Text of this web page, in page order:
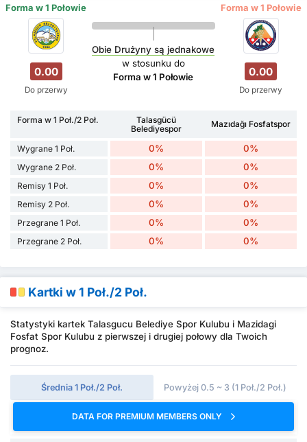
Forma w 1 Połowie Forma w 1 Połowie
0.00
Do przerwy
Obie Drużyny są jednakowe
w stosunku do
Forma w 1 Połowie
0.00
Do przerwy
Forma w 1 Poł./2 Poł.
Talasgücü
Belediyespor
Mazıdağı Fosfatspor
Wygrane 1 Poł. 0% 0%
Wygrane 2 Poł. 0% 0%
Remisy 1 Poł. 0% 0%
Remisy 2 Poł. 0% 0%
Przegrane 1 Poł. 0% 0%
Przegrane 2 Poł. 0% 0%
Kartki w 1 Poł./2 Poł.
Statystyki kartek Talasgucu Belediye Spor Kulubu i Mazidagi
Fosfat Spor Kulubu z pierwszej i drugiej połowy dla Twoich
prognoz.
Średnia 1 Poł./2 Poł. Powyżej 0.5 ~ 3 (1 Poł./2 Poł.)
DATA FOR PREMIUM MEMBERS ONLY